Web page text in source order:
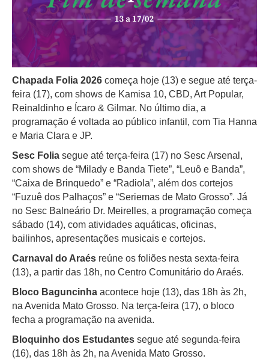
Chapada Folia 2026 começa hoje (13) e segue até terça-
feira (17), com shows de Kamisa 10, CBD, Art Popular,
Reinaldinho e Ícaro & Gilmar. No último dia, a
programação é voltada ao público infantil, com Tia Hanna
e Maria Clara e JP.
Sesc Folia segue até terça-feira (17) no Sesc Arsenal,
com shows de “Milady e Banda Tiete”, “Leuô e Banda”,
“Caixa de Brinquedo” e “Radiola”, além dos cortejos
“Fuzuê dos Palhaços” e “Seriemas de Mato Grosso”. Já
no Sesc Balneário Dr. Meirelles, a programação começa
sábado (14), com atividades aquáticas, oficinas,
bailinhos, apresentações musicais e cortejos.
Carnaval do Araés reúne os foliões nesta sexta-feira
(13), a partir das 18h, no Centro Comunitário do Araés.
Bloco Baguncinha acontece hoje (13), das 18h às 2h,
na Avenida Mato Grosso. Na terça-feira (17), o bloco
fecha a programação na avenida.
Bloquinho dos Estudantes segue até segunda-feira
(16), das 18h às 2h, na Avenida Mato Grosso.